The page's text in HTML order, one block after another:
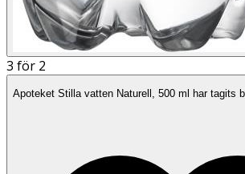
3 för 2
Apoteket Stilla vatten Naturell, 500 ml har tagits